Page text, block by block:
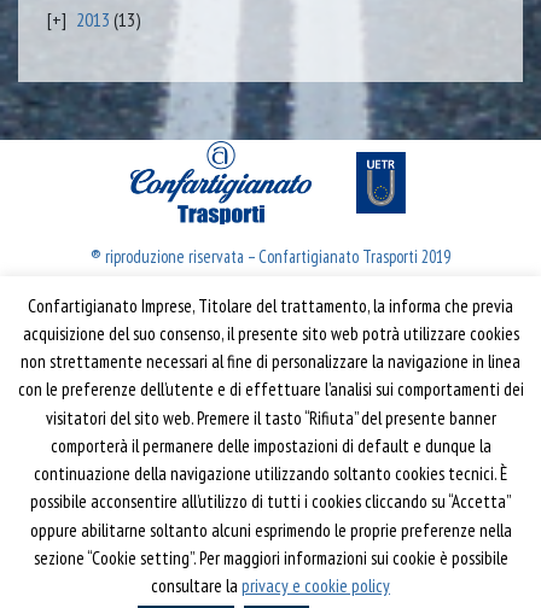
2013 (13)
® riproduzione riservata – Confartigianato Trasporti 2019
Confartigianato Trasporti
Via S. Giovanni in Laterano, 152 | 00184 Roma
T: 06 70374.275
trasporti@confartigianato.it
confartigianatotrasporti@pec.it
Privacy e Cookie Policy
Informativa
Riferimenti
Confartigianato Imprese, Titolare del trattamento, la informa che previa
acquisizione del suo consenso, il presente sito web potrà utilizzare cookies
non strettamente necessari al fine di personalizzare la navigazione in linea
con le preferenze dell’utente e di effettuare l’analisi sui comportamenti dei
visitatori del sito web. Premere il tasto “Rifiuta” del presente banner
comporterà il permanere delle impostazioni di default e dunque la
continuazione della navigazione utilizzando soltanto cookies tecnici. È
possibile acconsentire all’utilizzo di tutti i cookies cliccando su “Accetta”
oppure abilitarne soltanto alcuni esprimendo le proprie preferenze nella
sezione “Cookie setting”. Per maggiori informazioni sui cookie è possibile
consultare la privacy e cookie policy